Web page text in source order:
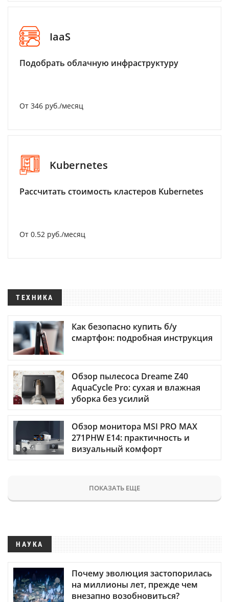
IaaS
Подобрать облачную инфраструктуру
От 346 руб./месяц
Kubernetes
Рассчитать стоимость кластеров Kubernetes
От 0.52 руб./месяц
ТЕХНИКА
Как безопасно купить б/у
смартфон: подробная инструкция
Обзор пылесоса Dreame Z40
AquaCycle Pro: сухая и влажная
уборка без усилий
Обзор монитора MSI PRO MAX
271PHW E14: практичность и
визуальный комфорт
ПОКАЗАТЬ ЕЩЕ
НАУКА
Почему эволюция застопорилась
на миллионы лет, прежде чем
внезапно возобновиться?